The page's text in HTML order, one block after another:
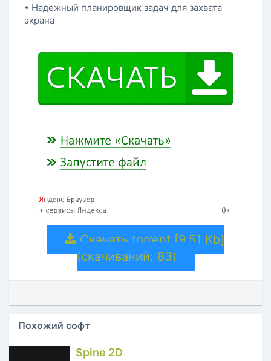
• Надежный планировщик задач для захвата
экрана
Скачать torrent [9.51 Kb]
(cкачиваний: 83)
Похожий софт
Spine 2D